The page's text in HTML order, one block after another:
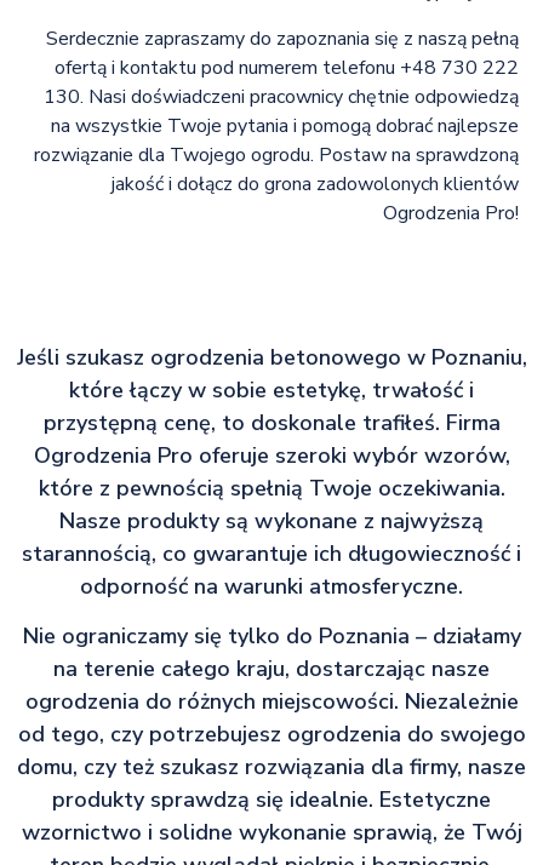
Serdecznie zapraszamy do zapoznania się z naszą pełną
ofertą i kontaktu pod numerem telefonu +48 730 222
130. Nasi doświadczeni pracownicy chętnie odpowiedzą
na wszystkie Twoje pytania i pomogą dobrać najlepsze
rozwiązanie dla Twojego ogrodu. Postaw na sprawdzoną
jakość i dołącz do grona zadowolonych klientów
Ogrodzenia Pro!
Jeśli szukasz ogrodzenia betonowego w Poznaniu,
które łączy w sobie estetykę, trwałość i
przystępną cenę, to doskonale trafiłeś. Firma
Ogrodzenia Pro oferuje szeroki wybór wzorów,
które z pewnością spełnią Twoje oczekiwania.
Nasze produkty są wykonane z najwyższą
starannością, co gwarantuje ich długowieczność i
odporność na warunki atmosferyczne.
Nie ograniczamy się tylko do Poznania – działamy
na terenie całego kraju, dostarczając nasze
ogrodzenia do różnych miejscowości. Niezależnie
od tego, czy potrzebujesz ogrodzenia do swojego
domu, czy też szukasz rozwiązania dla firmy, nasze
produkty sprawdzą się idealnie. Estetyczne
wzornictwo i solidne wykonanie sprawią, że Twój